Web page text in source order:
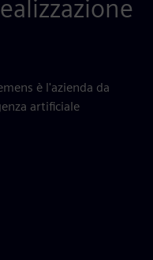
è l'azienda da
artificiale